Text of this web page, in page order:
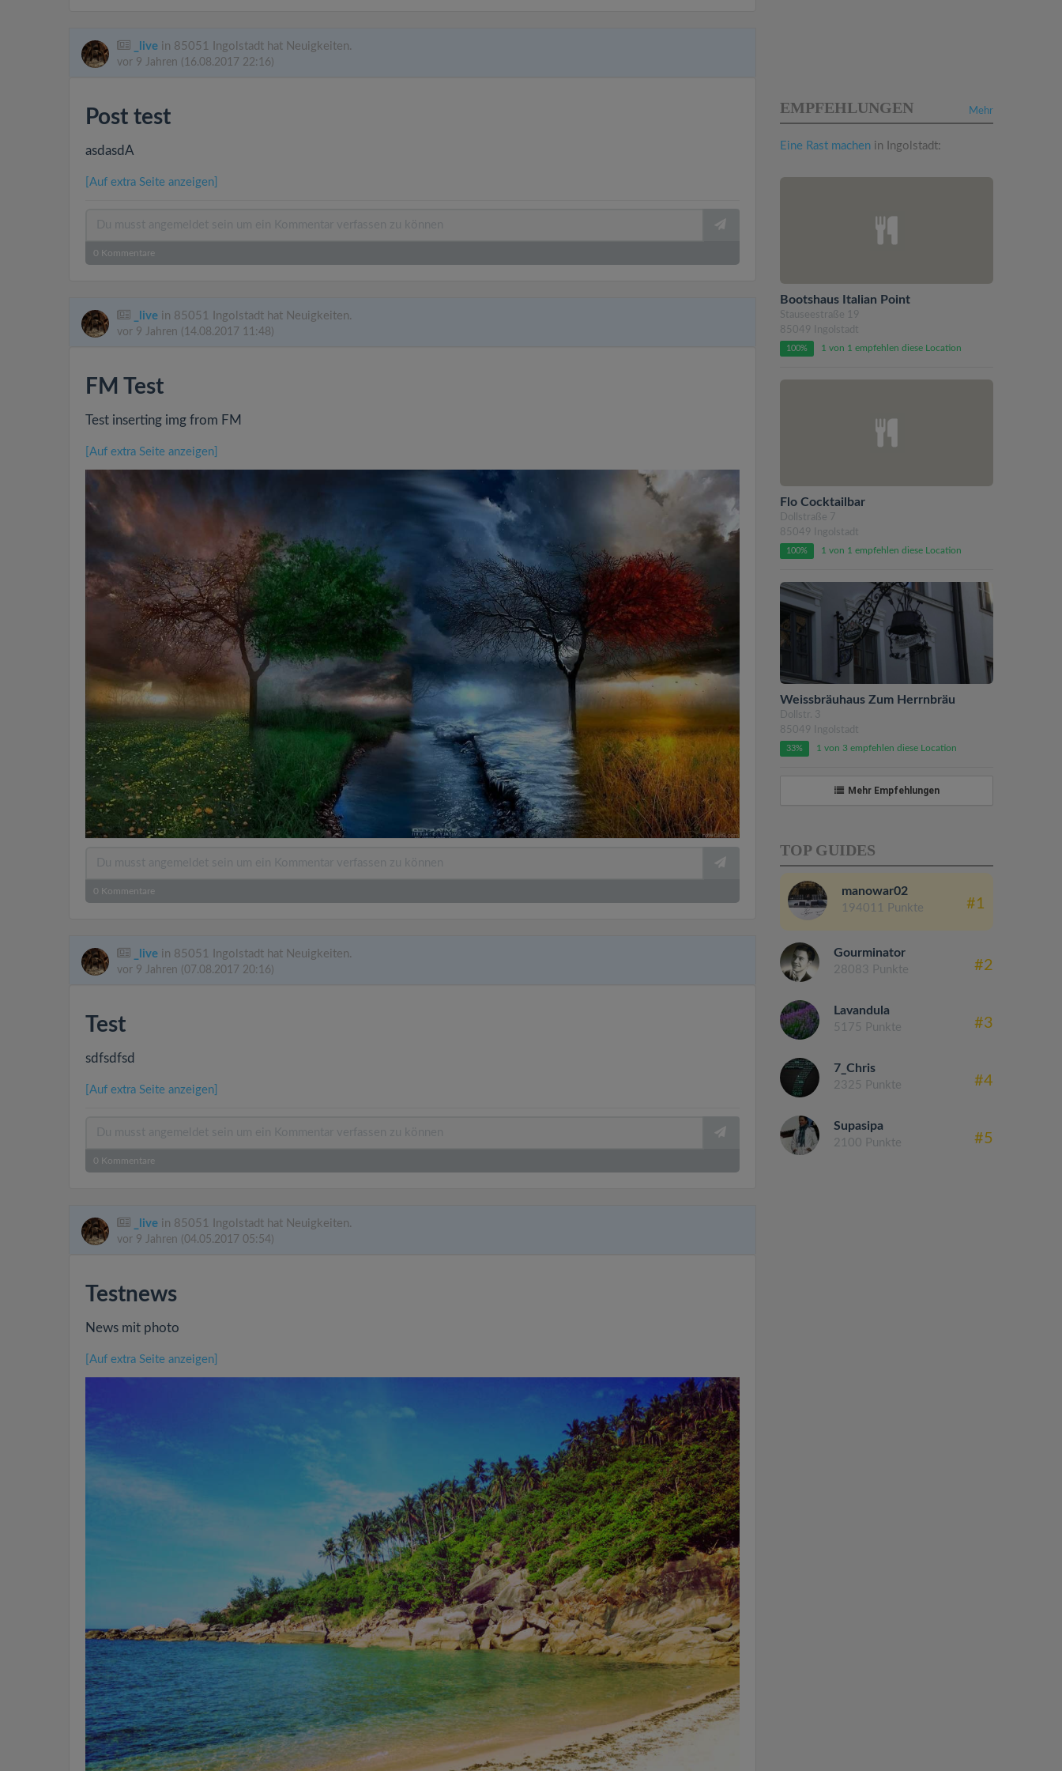
_live in 85051 Ingolstadt hat Neuigkeiten.
vor 9 Jahren (16.08.2017 22:16)
Post test
asdasdA
[Auf extra Seite anzeigen]
0 Kommentare
_live in 85051 Ingolstadt hat Neuigkeiten.
vor 9 Jahren (14.08.2017 11:48)
FM Test
Test inserting img from FM
[Auf extra Seite anzeigen]
0 Kommentare
_live in 85051 Ingolstadt hat Neuigkeiten.
vor 9 Jahren (07.08.2017 20:16)
Test
sdfsdfsd
[Auf extra Seite anzeigen]
0 Kommentare
_live in 85051 Ingolstadt hat Neuigkeiten.
vor 9 Jahren (04.05.2017 05:54)
Testnews
News mit photo
[Auf extra Seite anzeigen]
Mehr
EMPFEHLUNGEN
Eine Rast machen in Ingolstadt:
Bootshaus Italian Point
Stauseestraße 19
85049 Ingolstadt
100% 1 von 1 empfehlen diese Location
Flo Cocktailbar
Dollstraße 7
85049 Ingolstadt
100% 1 von 1 empfehlen diese Location
Weissbräuhaus Zum Herrnbräu
Dollstr. 3
85049 Ingolstadt
33% 1 von 3 empfehlen diese Location
Mehr Empfehlungen
TOP GUIDES
manowar02
194011 Punkte #1
Gourminator
28083 Punkte #2
Lavandula
5175 Punkte #3
7_Chris
2325 Punkte #4
Supasipa
2100 Punkte #5